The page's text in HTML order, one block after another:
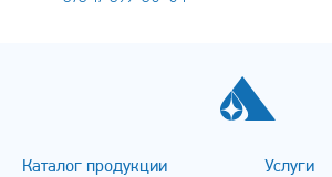
Каталог продукции Услуги